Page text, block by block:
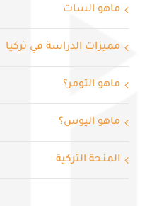
ماهو السات
مميزات الدراسة في تركيا
ماهو التومر؟
ماهو اليوس؟
المنحة التركية